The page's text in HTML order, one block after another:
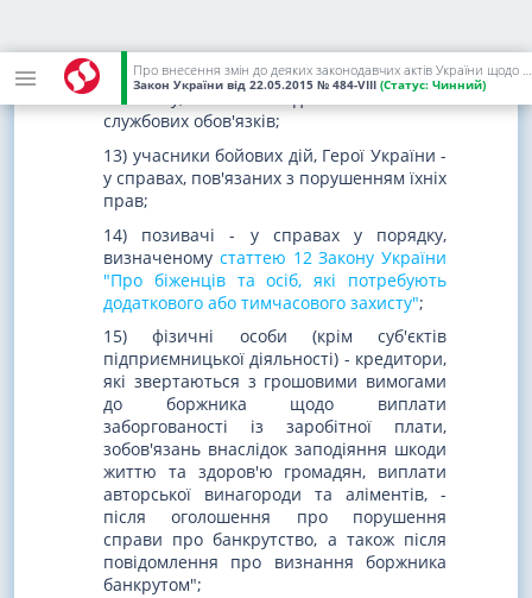
Про внесення змін до деяких законодавчих актів України щодо сплати судового збору
Закон України від 22.05.2015 № 484-VIII (Статус: Чинний)
та спеціальні збори, - у справах,
пов'язаних з виконанням військового
обов'язку, а також під час виконання
службових обов'язків;
13) учасники бойових дій, Герої України -
у справах, пов'язаних з порушенням їхніх
прав;
14) позивачі - у справах у порядку,
визначеному статтею 12 Закону України
"Про біженців та осіб, які потребують
додаткового або тимчасового захисту";
15) фізичні особи (крім суб'єктів
підприємницької діяльності) - кредитори,
які звертаються з грошовими вимогами
до боржника щодо виплати
заборгованості із заробітної плати,
зобов'язань внаслідок заподіяння шкоди
життю та здоров'ю громадян, виплати
авторської винагороди та аліментів, -
після оголошення про порушення
справи про банкрутство, а також після
повідомлення про визнання боржника
банкрутом";